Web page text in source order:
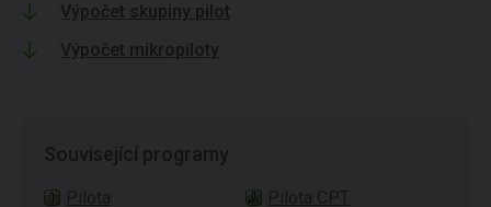
Výpočet skupiny pilot
Výpočet mikropiloty